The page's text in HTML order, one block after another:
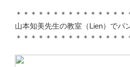
＊＊＊＊＊＊＊＊＊＊＊＊＊＊＊
山本知美先生の教室（Lien）でパ
＊＊＊＊＊＊＊＊＊＊＊＊＊＊＊